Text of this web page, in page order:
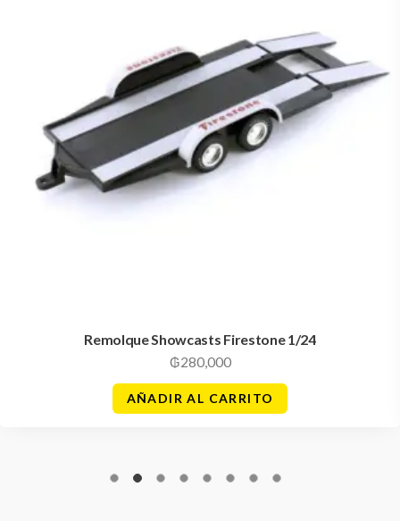
Remolque Showcasts Firestone 1/24
₲280,000
AÑADIR AL CARRITO